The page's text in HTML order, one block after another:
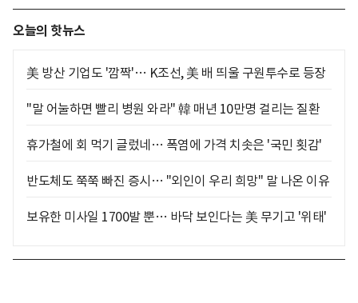
오늘의 핫뉴스
美 방산 기업도 '깜짝'… K조선, 美 배 띄울 구원투수로 등장
"말 어눌하면 빨리 병원 와라" 韓 매년 10만명 걸리는 질환
휴가철에 회 먹기 글렀네… 폭염에 가격 치솟은 '국민 횟감'
반도체도 쭉쭉 빠진 증시… "외인이 우리 희망" 말 나온 이유
보유한 미사일 1700발 뿐… 바닥 보인다는 美 무기고 '위태'